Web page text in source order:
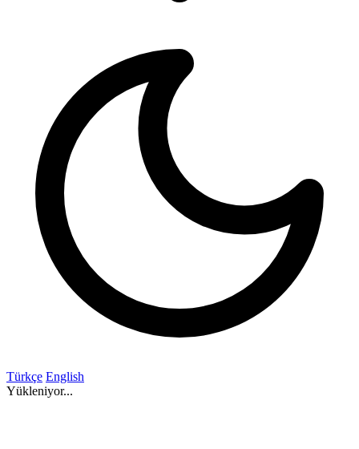
Türkçe English
Yükleniyor...